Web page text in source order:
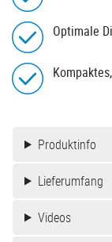
Optimale
Produktinfo
Lieferumfang
Videos